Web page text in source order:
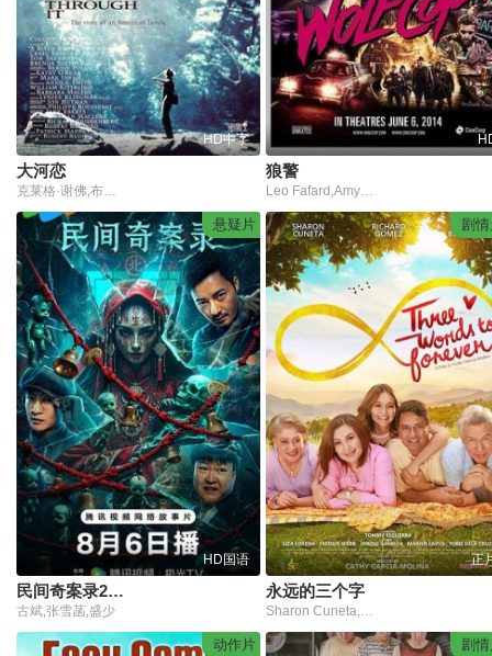
HD中字
大河恋 狼警
Leo Fafard,Amy Matysio,莎拉·林德,Corinne Conley,杰西·莫斯,Jonathan Cherry,艾丹·迪瓦恩,詹姆斯·惠廷汉,Ryland Alexander,Jason Shabatoski,Lyndon Bray,Victor Lam,Cheryl Mazil,Laura Abramsen,Josh Strait
悬疑片
HD国语
民间奇案录2026
古斌,张雪菡,盛少
剧
正
永远的三个字
动作片 剧